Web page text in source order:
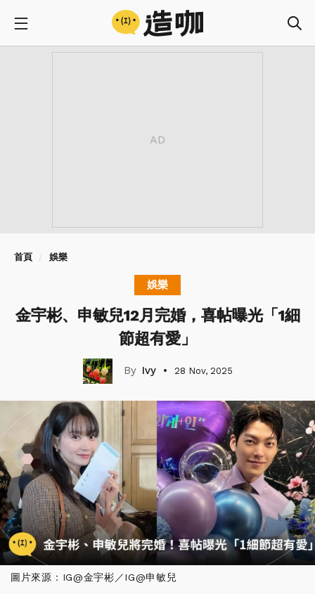
首頁 娛樂
娛樂
金宇彬、申敏兒12月完婚，喜帖曝光「1細
節超有愛」
Ivy 28 Nov, 2025
圖片來源：IG@金宇彬／IG@申敏兒